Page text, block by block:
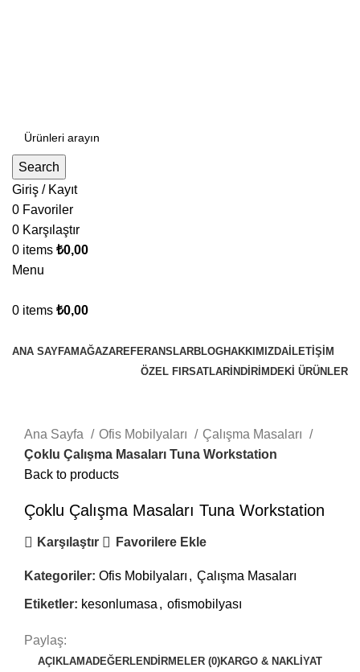
Search
Giriş / Kayıt
0 Favoriler
0 Karşılaştır
0 items ₺0,00
Menu
0 items ₺0,00
ANA SAYFAMAĞAZAREFERANSLARBLOGHAKKIMIZDA İLETIŞIM
ÖZEL FIRSATLAR İNDİRİMDEKİ ÜRÜNLER
Ana Sayfa
Ofis Mobilyaları
Çalışma Masaları
Çoklu Çalışma Masaları Tuna Workstation
Back to products
Çoklu Çalışma Masaları Tuna Workstation
Karşılaştır Favorilere Ekle
Kategoriler: Ofis Mobilyaları , Çalışma Masaları
Etiketler: kesonlumasa , ofismobilyası
Paylaş:
AÇIKLAMADEĞERLENDIRMELER (0)KARGO & NAKLIYAT